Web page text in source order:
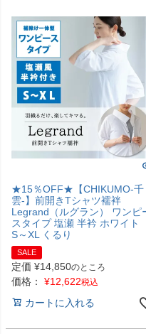
★15％OFF★【CHIKUMO-千
雲-】前開きTシャツ襦袢
Legrand（ルグラン） ワンピ
スタイプ 塩瀬 半衿 ホワイト
S～XL くるり
SALE
定価 ¥14,850のところ
価格： ¥12,622税込
カートに入れる